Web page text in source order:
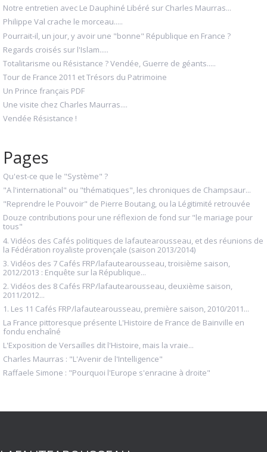
Notre entretien avec Le Dauphiné Libéré sur Charles Maurras...
Philippe Val crache le morceau.....
Pourrait-il, un jour, y avoir une "bonne" République en France ?
Regards croisés sur l'Islam.....
Totalitarisme ou Résistance ? Vendée, Guerre de géants.....
Tour de France 2011 et Trésors du Patrimoine
Un Prince français PDF
Une visite chez Charles Maurras....
Vendée Résistance !
Pages
Qu'est-ce que le "Système" ?
"A l'international" ou "thématiques", les chroniques de Champsaur...
"Reprendre le Pouvoir" de Pierre Boutang, ou la Légitimité retrouvée
Douze contributions pour une réflexion de fond sur "le mariage pour
tous"
4. Vidéos des Cafés politiques de lafautearousseau, et des réunions de
la Fédération royaliste provençale (saison 2013/2014)
3. Vidéos des 7 Cafés FRP/lafautearousseau, troisième saison,
2012/2013 : Enquête sur la République...
2. Vidéos des 8 Cafés FRP/lafautearousseau, deuxième saison,
2011/2012...
1. Les 11 Cafés FRP/lafautearousseau, première saison, 2010/2011...
La France pittoresque présente L'Histoire de France de Bainville en
fondu enchaîné
L'Exposition de Versailles dit l'Histoire, mais la vraie...
Charles Maurras : "L'Avenir de l'Intelligence"
Raffaele Simone : "Pourquoi l'Europe s'enracine à droite"